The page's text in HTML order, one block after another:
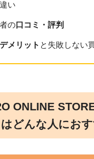
い
の口コミ・評判
メリット と失敗しない
ONLINE
どんな人におす